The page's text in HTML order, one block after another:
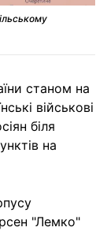
станом на
військові
біля
на
"Лемко"